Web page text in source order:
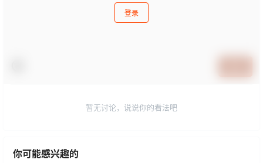
登录
暂无讨论，说说你的看法吧
你可能感兴趣的